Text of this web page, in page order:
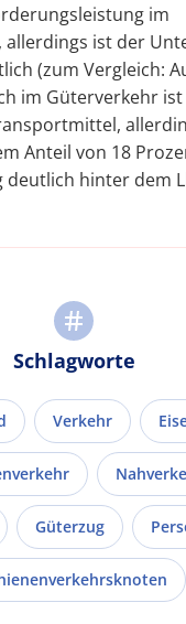
im
allerdings ist der
(zum Vergleich:
im Güterverkehr
Anteil von 18
hinter dem
Schlagworte
Verkehr
Güterzug